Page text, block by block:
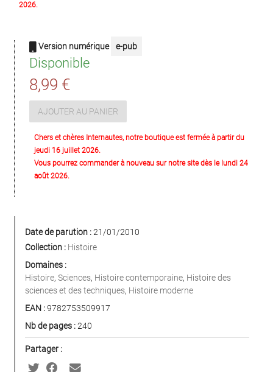
2026.
Version numérique e-pub
Disponible
8,99 €
AJOUTER AU PANIER
Chers et chères Internautes, notre boutique est fermée à partir du
jeudi 16 juillet 2026.
Vous pourrez commander à nouveau sur notre site dès le lundi 24
août 2026.
Date de parution :21/01/2010
Collection : Histoire
Domaines :
Histoire, Sciences, Histoire contemporaine, Histoire des
sciences et des techniques, Histoire moderne
EAN :9782753509917
Nb de pages :240
Partager :